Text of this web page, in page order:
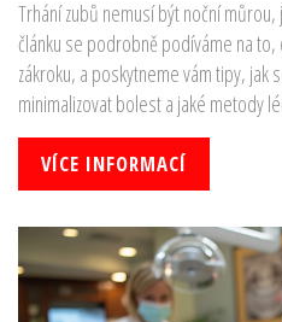
Trhání zubů nemusí být noční
článku se podrobně podíváme na
zákroku, a poskytneme vám tipy, jak
minimalizovat bolest a jaké metody
nejpoužívanější. Od osobní
najdete v tomto rozsáhlém průvodci
VÍCE INFORMACÍ